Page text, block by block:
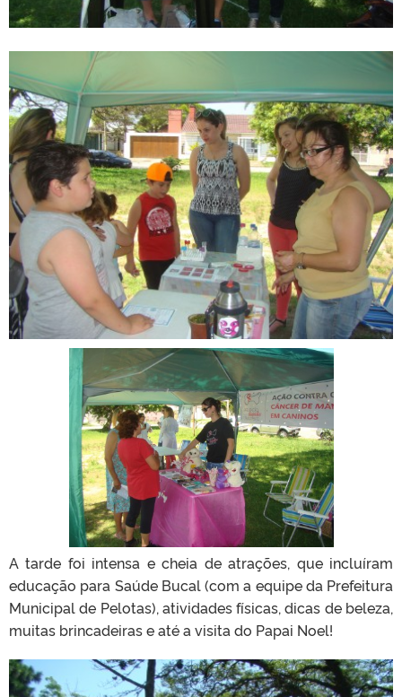
A tarde foi intensa e cheia de atrações, que incluíram
educação para Saúde Bucal (com a equipe da Prefeitura
Municipal de Pelotas), atividades físicas, dicas de beleza,
muitas brincadeiras e até a visita do Papai Noel!